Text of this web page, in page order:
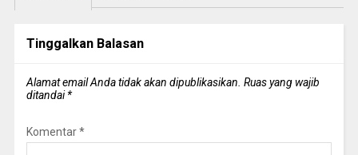
Tinggalkan Balasan
Alamat email Anda tidak akan dipublikasikan. Ruas yang wajib
ditandai*
Komentar*